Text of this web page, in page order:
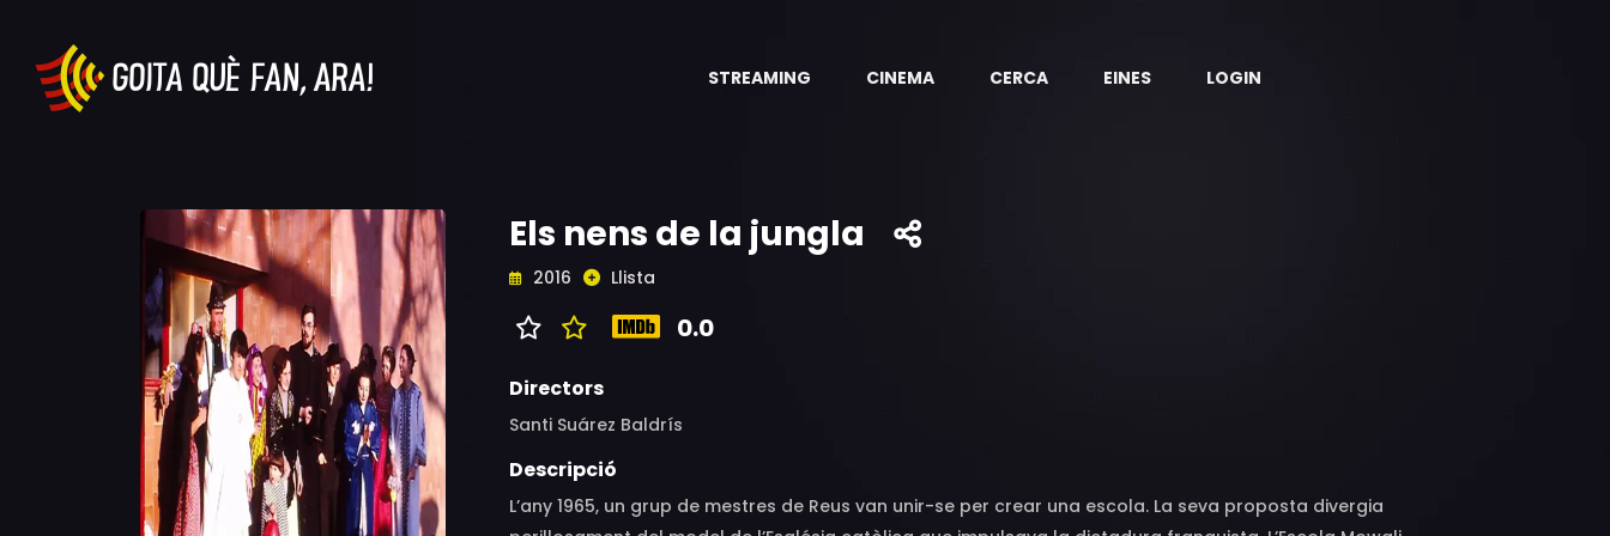
STREAMING CINEMA CERCA EINES LOGIN
Els nens de la jungla
2016 Llista
0.0
Directors
Santi Suárez Baldrís
Descripció
L’any 1965, un grup de mestres de Reus van unir-se per crear una escola. La seva proposta divergia